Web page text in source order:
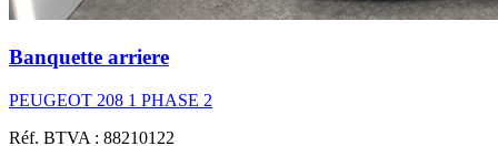
Banquette arriere
PEUGEOT 208 1 PHASE 2
Réf. BTVA : 88210122